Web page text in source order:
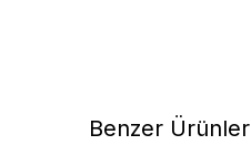
Benzer Ürünler